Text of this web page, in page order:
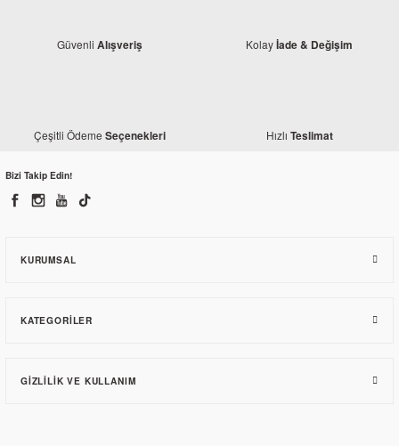
Güvenli Alışveriş Kolayİade & Değişim
Çeşitli Ödeme Seçenekleri Hızlı Teslimat
Bizi Takip Edin!
KURUMSAL
KATEGORILER
GIZLILIK VE KULLANIM